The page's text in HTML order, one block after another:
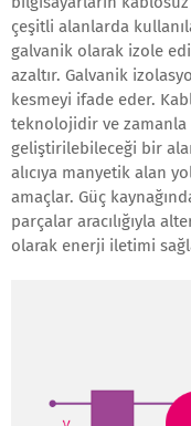
çeşitli alanlarda
galvanik olarak izole
azaltır. Galvanik
kesmeyi ifade eder.
teknolojidir ve zamanla
geliştirilebileceği bir
alıcıya manyetik alan
amaçlar. Güç
parçalar aracılığıyla
olarak enerji iletimi